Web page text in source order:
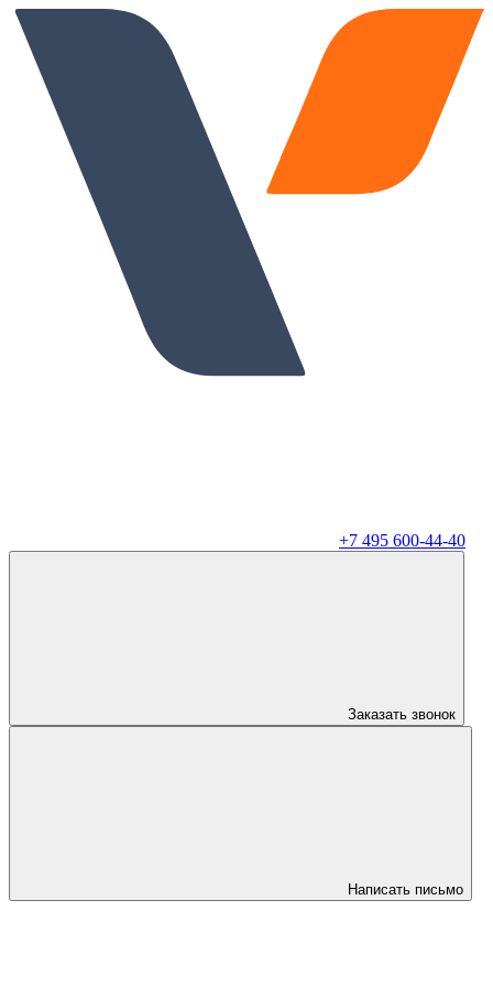
+7 495 600-44-40
Заказать звонок
Написать письмо